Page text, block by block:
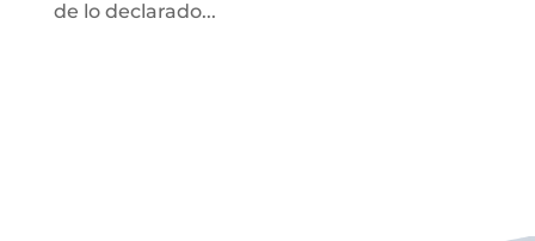
de lo declarado...